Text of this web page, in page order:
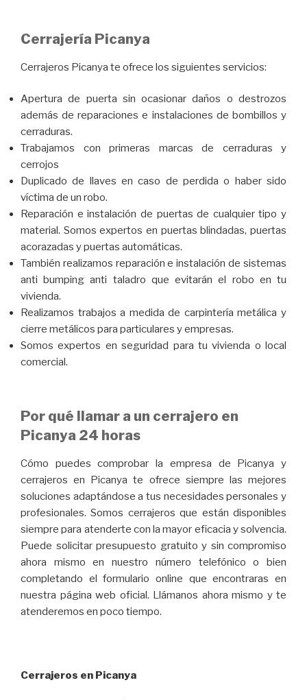
Cerrajería Picanya
Cerrajeros Picanya te ofrece los siguientes servicios:
Apertura de puerta sin ocasionar daños o destrozos
además de reparaciones e instalaciones de bombillos y
cerraduras.
Trabajamos con primeras marcas de cerraduras y
cerrojos
Duplicado de llaves en caso de perdida o haber sido
víctima de un robo.
Reparación e instalación de puertas de cualquier tipo y
material. Somos expertos en puertas blindadas, puertas
acorazadas y puertas automáticas.
También realizamos reparación e instalación de sistemas
anti bumping anti taladro que evitarán el robo en tu
vivienda.
Realizamos trabajos a medida de carpintería metálica y
cierre metálicos para particulares y empresas.
Somos expertos en seguridad para tu vivienda o local
comercial.
Por qué llamar a un cerrajero en
Picanya 24 horas
Cómo puedes comprobar la empresa de Picanya y
cerrajeros en Picanya te ofrece siempre las mejores
soluciones adaptándose a tus necesidades personales y
profesionales. Somos cerrajeros que están disponibles
siempre para atenderte con la mayor eficacia y solvencia.
Puede solicitar presupuesto gratuito y sin compromiso
ahora mismo en nuestro número telefónico o bien
completando el formulario online que encontraras en
nuestra página web oficial. Llámanos ahora mismo y te
atenderemos en poco tiempo.
Cerrajeros en Picanya